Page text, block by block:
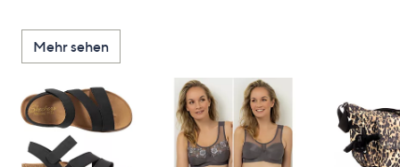
Mehr sehen